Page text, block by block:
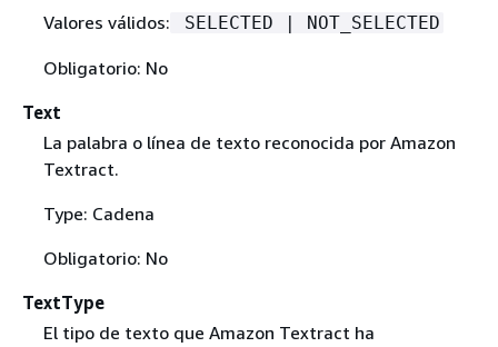
Valores válidos:
SELECTED | NOT_SELECTED
Obligatorio: No
Text
La palabra o línea de texto reconocida por Amazon
Textract.
Type: Cadena
Obligatorio: No
TextType
El tipo de texto que Amazon Textract ha